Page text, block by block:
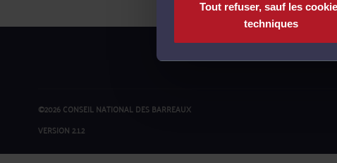
Tout refuser, sauf les
techniques
©2026 CONSEIL NATIONAL DES BARREAUX
VERSION 2.1.2